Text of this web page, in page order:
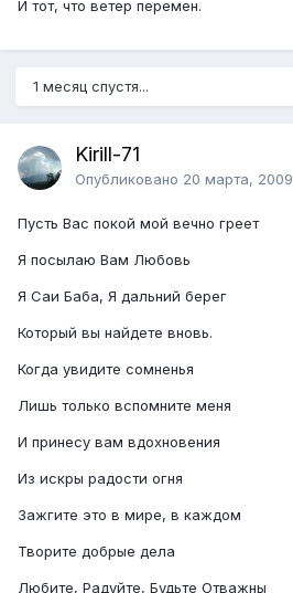
И тот, что ветер перемен.
1 месяц спустя...
Kirill-71
Опубликовано 20 марта, 2009
Пусть Вас покой мой вечно греет
Я посылаю Вам Любовь
Я Саи Баба, Я дальний берег
Который вы найдете вновь.
Когда увидите сомненья
Лишь только вспомните меня
И принесу вам вдохновения
Из искры радости огня
Зажгите это в мире, в каждом
Творите добрые дела
Любите, Радуйте, Будьте Отважны